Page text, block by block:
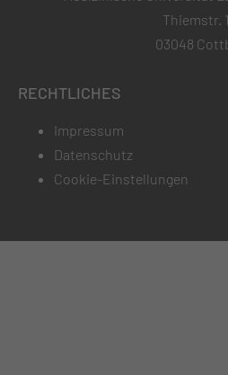
Thiemstr.
03048
RECHTLICHES
Impressum
Datenschutz
Cookie-Einstellungen